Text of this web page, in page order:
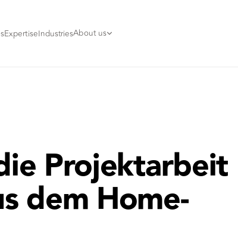
ExpertiseIndustriesAbout us
Projektarbeit
dem Home-